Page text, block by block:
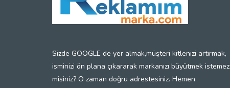
Sizde GOOGLE de yer almak,müşteri kitlenizi artırmak,
isminizi ön plana çıkararak markanızı büyütmek istemez
misiniz? O zaman doğru adrestesiniz. Hemen